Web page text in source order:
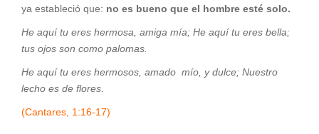
ya estableció que: no es bueno que el hombre esté solo.
He aquí tu eres hermosa, amiga mía; He aquí tu eres bella;
tus ojos son como palomas.
He aquí tu eres hermosos, amado mío, y dulce; Nuestro
lecho es de flores.
(Cantares, 1:16-17)